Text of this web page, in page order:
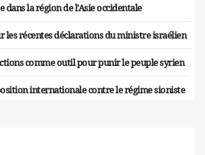
dans la région de l'Asie occidentale
les récentes déclarations du ministre israélien
comme outil pour punir le peuple syrien
internationale contre le régime sioniste